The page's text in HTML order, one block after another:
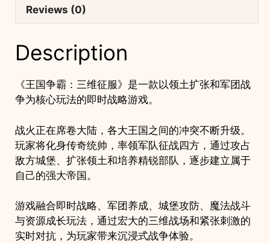
战
攻
城
戏
项
目
quantity
Reviews (0)
Description
《王国争霸：三维征服》是一款以领土扩张和军团战
争为核心玩法的即时战略游戏。
战火正在席卷大陆，各大王国之间的冲突不断升级。
玩家将化身传奇统帅，率领军队征战四方，通过攻占
敌方城堡、扩张领土和培养精锐部队，逐步建立属于
自己的强大帝国。
游戏融合即时战略、军团养成、城堡攻防、魔法战斗
与资源成长玩法，通过宏大的三维战场和紧张刺激的
实时对抗，为玩家带来沉浸式战争体验。